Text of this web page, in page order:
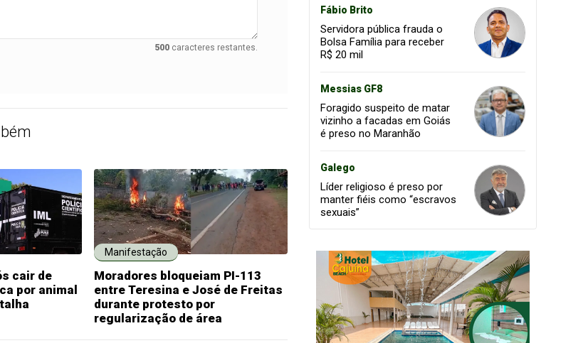
500caracteres restantes.
cair de
por animal
Manifestação
Moradores bloqueiam PI-113
entre Teresina e José de Freitas
durante protesto por
regularização de área
Fábio Brito
Servidora pública frauda o
Bolsa Família para receber
R$ 20 mil
Messias GF8
Foragido suspeito de matar
vizinho a facadas em Goiás
é preso no Maranhão
Galego
Líder religioso é preso por
manter fiéis como “escravos
sexuais”